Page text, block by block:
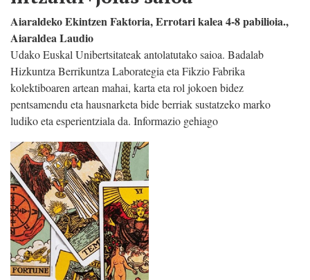
Aiaraldeko Ekintzen Faktoria, Errotari kalea 4-8 pabilioia.,
Aiaraldea Laudio
Udako Euskal Unibertsitateak antolatutako saioa. Badalab
Hizkuntza Berrikuntza Laborategia eta Fikzio Fabrika
kolektiboaren artean mahai, karta eta rol jokoen bidez
pentsamendu eta hausnarketa bide berriak sustatzeko marko
ludiko eta esperientziala da. Informazio gehiago